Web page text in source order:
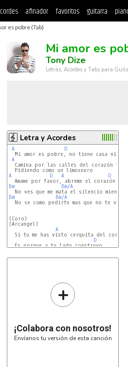
afinador favoritos guitarra
es pobre (Tab)
Mi amor es
Tony Dize
Letras, Acordes y Tabs para
Letra y Acordes
A
D
Mi amor es pobre, no tiene casa ni
A
  Camina por las calles del corazón tuyo,
A
D A
D
Bm
Bm/A
Bm
Bm/A
  No se como pedirte mas que no te vayas
(Coro)
(Arcangel)
A
Si tu me has visto cerquita del
D
  Es porque a tu lado construyo
+
¡Colabora con nosotros!
Envíanos tu versión de esta canción